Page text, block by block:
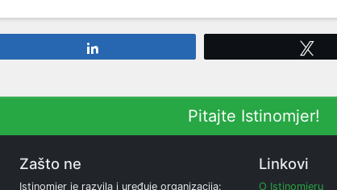
Pitajte Istinomjer!
Zašto ne
Istinomjer je razvila i uređuje organizacija:
Linkovi
O Istinomjeru